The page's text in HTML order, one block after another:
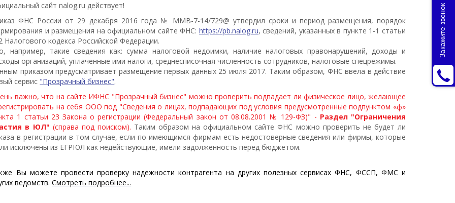
сайт nalog.ru действует!
ФНС России от 29 декабря 2016 года № ММВ-7-14/729@ утвердил сроки и период размещения, порядок
и размещения на официальном сайте ФНС: https://pb.nalog.ru, сведений, указанных в пункте 1-1 статьи
Налогового кодекса Российской Федерации.
например, такие сведения как: сумма налоговой недоимки, наличие налоговых правонарушений, доходы и
организаций, уплаченные ими налоги, среднесписочная численность сотрудников, налоговые спецрежимы.
приказом предусматривает размещение первых данных 25 июля 2017. Таким образом, ФНС ввела в действие
сервис "Прозрачный бизнес".
важно, что на сайте ИФНС "Прозрачный бизнес" можно проверить подпадает ли физическое лицо, желающее
на себя ООО под "Сведения о лицах, подпадающих под условия предусмотренные подпунктом «ф»
1 статьи 23 Закона о регистрации (Федеральный закон от 08.08.2001 № 129-ФЗ)" - Раздел "Ограничения
в ЮЛ" (справа под поиском). Таким образом на официальном сайте ФНС можно проверить не будет ли
в регистрации в том случае, если по имеющимся фирмам есть недостоверные сведения или фирмы, которые
исключены из ЕГРЮЛ как недействующие, имели задолженность перед бюджетом.
Вы можете провести проверку надежности контрагента на других полезных сервисах ФНС, ФССП, ФМС и
ведомств.Смотреть подробнее...
Закажите звонок